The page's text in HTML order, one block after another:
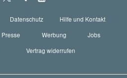
Datenschutz
Hilfe und Kontakt
Presse Werbung
Jobs
Vertrag widerrufen